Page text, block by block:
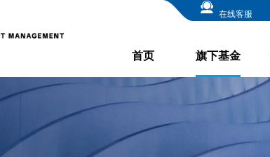
在线客服
首页 旗下基金